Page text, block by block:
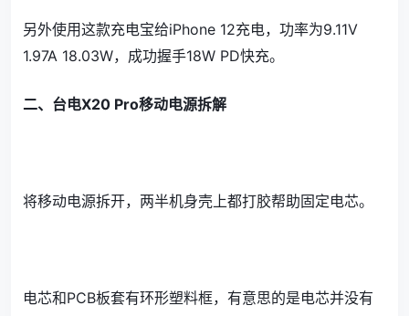
另外使用这款充电宝给iPhone 12充电，功率为9.11V
1.97A 18.03W，成功握手18W PD快充。
二、台电X20 Pro移动电源拆解
将移动电源拆开，两半机身壳上都打胶帮助固定电芯。
电芯和PCB板套有环形塑料框，有意思的是电芯并没有